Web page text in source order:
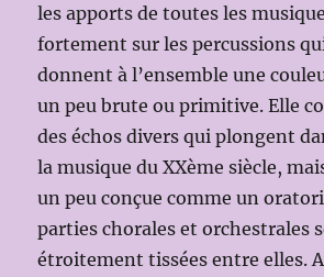
les apports de toutes les
fortement sur les percussions
donnent à l’ensemble une
un peu brute ou primitive. Elle
des échos divers qui plongent
la musique du XXème siècle,
un peu conçue comme un
parties chorales et orchestrales
étroitement tissées entre elles.